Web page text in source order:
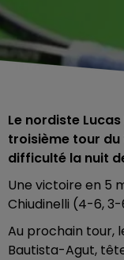
Le nordiste
troisième tour du
difficulté la nuit
Une victoire en 5
Chiudinelli (4-6,
Au prochain tour,
Bautista-Agut,